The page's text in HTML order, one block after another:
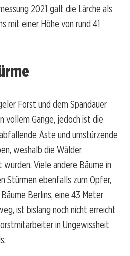
2021 galt die Lärche als
mit einer Höhe von rund 41
Forst und dem Spandauer
vollem Gange, jedoch ist die
Äste und umstürzende
weshalb die Wälder
Viele andere Bäume in
Stürmen ebenfalls zum Opfer,
Berlins, eine 43 Meter
ist bislang noch nicht erreicht
in Ungewissheit